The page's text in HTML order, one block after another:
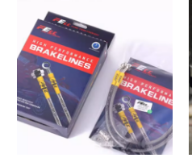
передним и задним
тормозным
суппортом для Toyota
audi Honda VW Infiniti